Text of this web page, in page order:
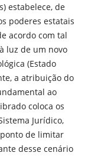
estabelece, de
poderes estatais
acordo com tal
luz de um novo
(Estado
a atribuição do
ao
coloca os
Jurídico,
de limitar
desse cenário